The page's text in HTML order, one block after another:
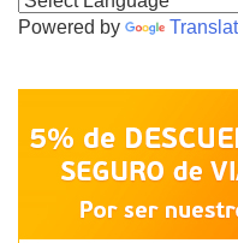
Powered by